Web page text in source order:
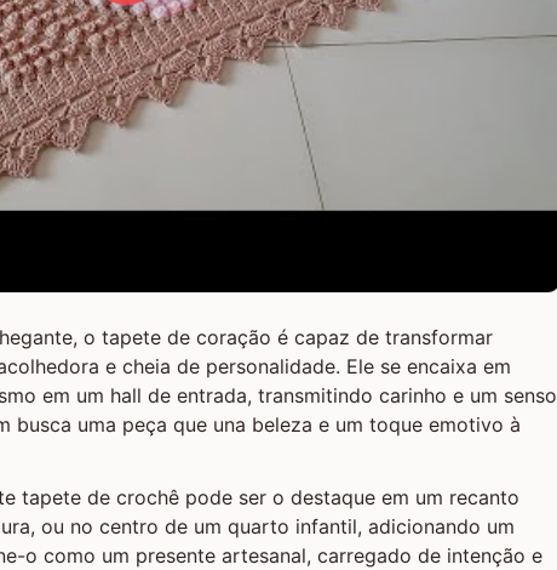
o tapete de coração é capaz de transformar
e cheia de personalidade. Ele se encaixa em
em um hall de entrada, transmitindo carinho e um senso
busca uma peça que una beleza e um toque emotivo à
tapete de crochê pode ser o destaque em um recanto
ou no centro de um quarto infantil, adicionando um
o como um presente artesanal, carregado de intenção e